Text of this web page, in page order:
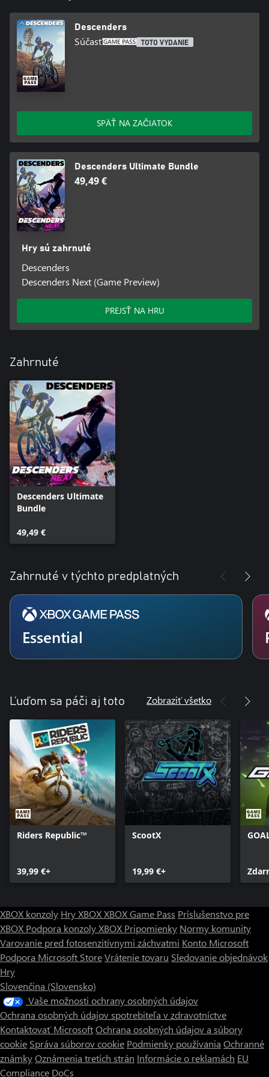
Descenders
Súčasť TOTO VYDANIE
SPÄŤ NA ZAČIATOK
Descenders Ultimate Bundle
49,49 €
Hry sú zahrnuté
Descenders
Descenders Next (Game Preview)
PREJSŤ NA HRU
Zahrnuté
Descenders Ultimate
Bundle
49,49 €
Zahrnuté v týchto predplatných
Essential
Ľuďom sa páči aj toto Zobraziť všetko
Riders Republic™
39,99 €+
ScootX
19,99 €+
XBOX konzoly Hry XBOXXBOX Game Pass Príslušenstvo pre
XBOX Podpora konzoly XBOX Pripomienky Normy komunity
Varovanie pred fotosenzitívnymi záchvatmi Konto Microsoft
Podpora Microsoft StoreVrátenie tovaru Sledovanie objednávok
Hry
Slovenčina (Slovensko)
Vaše možnosti ochrany osobných údajov
Ochrana osobných údajov spotrebiteľa v zdravotníctve
Kontaktovať MicrosoftOchrana osobných údajov a súbory
cookie Správa súborov cookie Podmienky používania Ochranné
známkyOznámenia tretích strán Informácie o reklamách EU
Compliance DoCs